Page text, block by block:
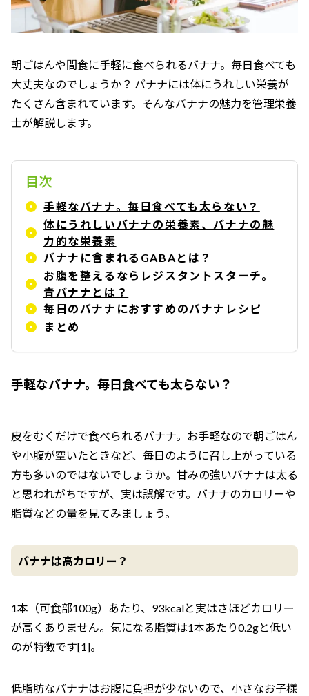
朝ごはんや間食に手軽に食べられるバナナ。毎日食べても
大丈夫なのでしょうか？ バナナには体にうれしい栄養が
たくさん含まれています。そんなバナナの魅力を管理栄養
士が解説します。
目次
手軽なバナナ。毎日食べても太らない？
体にうれしいバナナの栄養素、バナナの魅
力的な栄養素
バナナに含まれるGABAとは？
お腹を整えるならレジスタントスターチ。
青バナナとは？
毎日のバナナにおすすめのバナナレシピ
まとめ
手軽なバナナ。毎日食べても太らない？
皮をむくだけで食べられるバナナ。お手軽なので朝ごはん
や小腹が空いたときなど、毎日のように召し上がっている
方も多いのではないでしょうか。甘みの強いバナナは太る
と思われがちですが、実は誤解です。バナナのカロリーや
脂質などの量を見てみましょう。
バナナは高カロリー？
1本（可食部100g）あたり、93kcalと実はさほどカロリー
が高くありません。気になる脂質は1本あたり0.2gと低い
のが特徴です[1]。
低脂肪なバナナはお腹に負担が少ないので、小さなお子様